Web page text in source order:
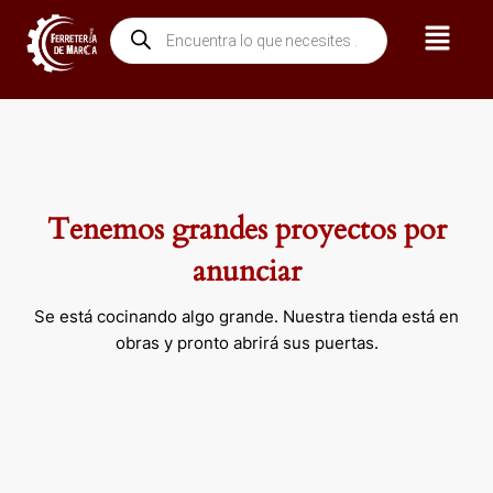
contenido
Búsqueda
de
productos
Menú
Tenemos grandes proyectos por
anunciar
Se está cocinando algo grande. Nuestra tienda está en
obras y pronto abrirá sus puertas.